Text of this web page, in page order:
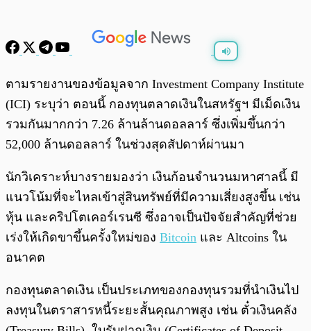
ตามรายงานของข้อมูลจาก Investment Company Institute
(ICI) ระบุว่า ตอนนี้ กองทุนตลาดเงินในสหรัฐฯ มีเม็ดเงิน
รวมกันมากกว่า 7.26 ล้านล้านดอลลาร์ ซึ่งเพิ่มขึ้นกว่า
52,000 ล้านดอลลาร์ ในช่วงสุดสัปดาห์ผ่านมา
นักวิเคราะห์บางรายมองว่า เงินก้อนจำนวนมหาศาลนี้ มี
แนวโน้มที่จะไหลเข้าสู่สินทรัพย์ที่มีความเสี่ยงสูงขึ้น เช่น
หุ้น และคริปโตเคอร์เรนซี ซึ่งอาจเป็นปัจจัยสำคัญที่ช่วย
เร่งให้เกิดขาขึ้นครั้งใหม่ของ Bitcoin และ Altcoins ใน
อนาคต
กองทุนตลาดเงิน เป็นประเภทของกองทุนรวมที่นำเงินไป
ลงทุนในตราสารหนี้ระยะสั้นคุณภาพสูง เช่น ตั๋วเงินคลัง